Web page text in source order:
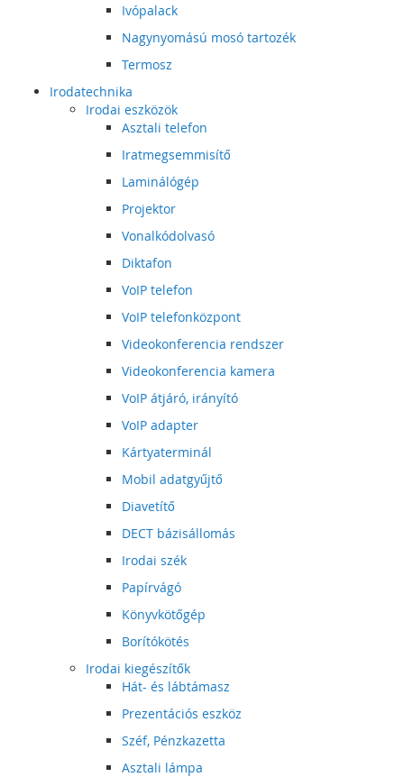
Ivópalack
Nagynyomású mosó tartozék
Termosz
Irodatechnika
Irodai eszközök
Asztali telefon
Iratmegsemmisítő
Laminálógép
Projektor
Vonalkódolvasó
Diktafon
VoIP telefon
VoIP telefonközpont
Videokonferencia rendszer
Videokonferencia kamera
VoIP átjáró, irányító
VoIP adapter
Kártyaterminál
Mobil adatgyűjtő
Diavetítő
DECT bázisállomás
Irodai szék
Papírvágó
Könyvkötőgép
Borítókötés
Irodai kiegészítők
Hát- és lábtámasz
Prezentációs eszköz
Széf, Pénzkazetta
Asztali lámpa